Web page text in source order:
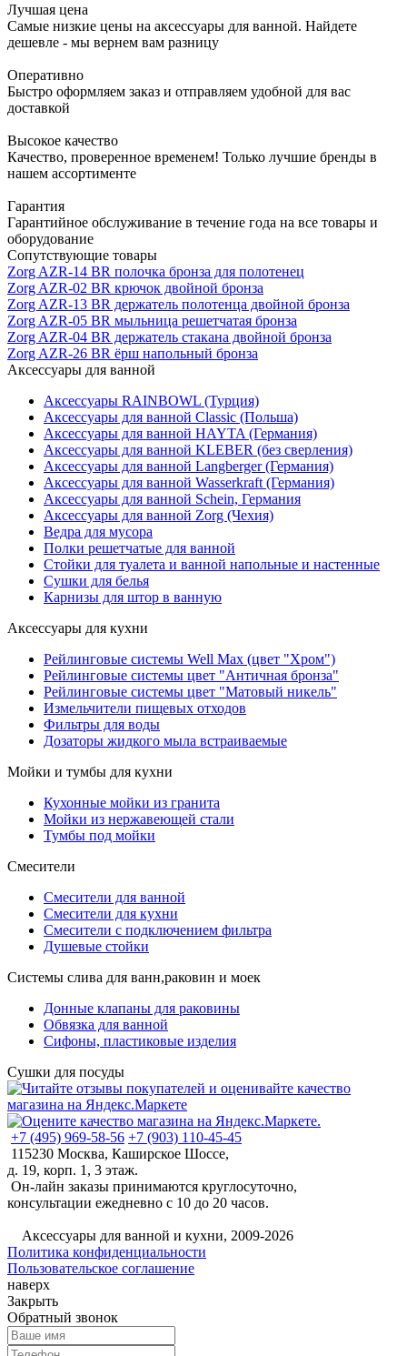
Лучшая цена
Самые низкие цены на аксессуары для ванной. Найдете
дешевле - мы вернем вам разницу
Оперативно
Быстро оформляем заказ и отправляем удобной для вас
доставкой
Высокое качество
Качество, проверенное временем! Только лучшие бренды в
нашем ассортименте
Гарантия
Гарантийное обслуживание в течение года на все товары и
оборудование
Сопутствующие товары
Zorg AZR-14 BR полочка бронза для полотенец
Zorg AZR-02 BR крючок двойной бронза
Zorg AZR-13 BR держатель полотенца двойной бронза
Zorg AZR-05 BR мыльница решетчатая бронза
Zorg AZR-04 BR держатель стакана двойной бронза
Zorg AZR-26 BR ёрш напольный бронза
Аксессуары для ванной
Аксессуары RAINBOWL (Турция)
Аксессуары для ванной Classic (Польша)
Аксессуары для ванной HAYTA (Германия)
Аксессуары для ванной KLEBER (без сверления)
Аксессуары для ванной Langberger (Германия)
Аксессуары для ванной Wasserkraft (Германия)
Аксессуары для ванной Schein, Германия
Аксессуары для ванной Zorg (Чехия)
Ведра для мусора
Полки решетчатые для ванной
Стойки для туалета и ванной напольные и настенные
Сушки для белья
Карнизы для штор в ванную
Аксессуары для кухни
Рейлинговые системы Well Max (цвет "Хром")
Рейлинговые системы цвет "Античная бронза"
Рейлинговые системы цвет "Матовый никель"
Измельчители пищевых отходов
Фильтры для воды
Дозаторы жидкого мыла встраиваемые
Мойки и тумбы для кухни
Кухонные мойки из гранита
Мойки из нержавеющей стали
Тумбы под мойки
Смесители
Смесители для ванной
Смесители для кухни
Смесители с подключением фильтра
Душевые стойки
Системы слива для ванн,раковин и моек
Донные клапаны для раковины
Обвязка для ванной
Сифоны, пластиковые изделия
Сушки для посуды
+7 (495) 969-58-56 +7 (903) 110-45-45
115230 Москва, Каширское Шоссе,
д. 19, корп. 1, 3 этаж.
Он-лайн заказы принимаются круглосуточно,
консультации ежедневно с 10 до 20 часов.
Аксессуары для ванной и кухни, 2009-2026
Политика конфиденциальности
Пользовательское соглашение
наверх
Закрыть
Обратный звонок